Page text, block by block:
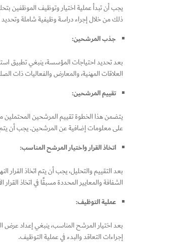
يجب أن تبدأ عملية اختيار وتوظيف الموظفين
ذلك من خلال إجراء دراسة وظيفية شاملة
جذب المرشحين:
بعد تحديد احتياجات المؤسسة، ينبغي تطبيق
العلاقات المهنية، والمعارض والفعاليات
تقييم المرشحين:
يتضمن هذا الخطوة تقييم المرشحين المحتملين من
على معلومات إضافية عن المرشحين. يجب أن
اتخاذ القرار واختيار المرشح المناسب:
بعد التقييم والتحليل، يجب أن يتم اتخاذ
الشفافة والمعايير المحددة مسبقًا في اتخاذ القرار
عملية التوظيف:
بعد اختيار المرشح المناسب، ينبغي إعداد عرض
إجراءات التعاقد والبدء في عملية التوظيف.